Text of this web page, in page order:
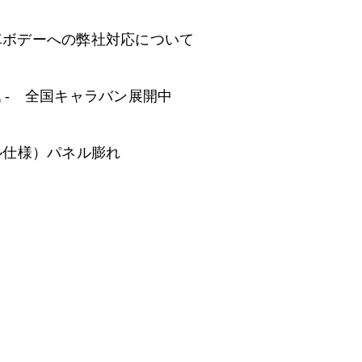
デーへの弊社対応について
- 全国キャラバン展開中
様）パネル膨れ